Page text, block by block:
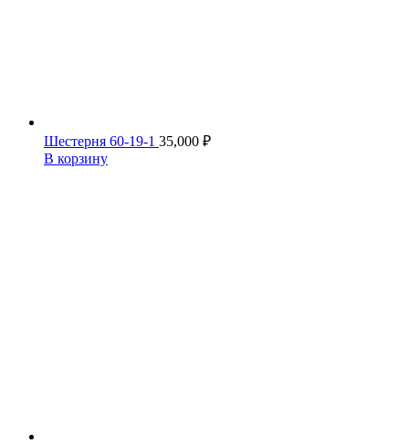
Шестерня 60-19-1 35,000 ₽
В корзину